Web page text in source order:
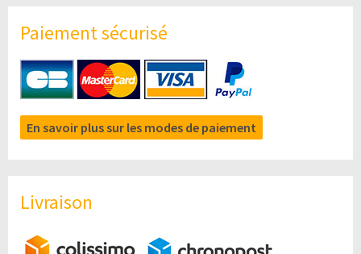
Paiement sécurisé
En savoir plus sur les modes de paiement
Livraison